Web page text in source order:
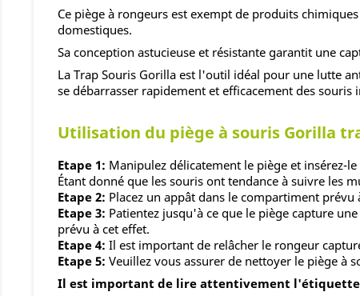
Ce piège à rongeurs est exempt de produits
domestiques.
Sa conception astucieuse et résistante garantit une
La Trap Souris Gorilla est l'outil idéal pour une lutte
se débarrasser rapidement et efficacement des souris
Utilisation du piège à souris Gorilla
Etape 1: Manipulez délicatement le piège et insérez-
Étant donné que les souris ont tendance à suivre les
Etape 2: Placez un appât dans le compartiment
Etape 3: Patientez jusqu'à ce que le piège capture
prévu à cet effet.
Etape 4: Il est important de relâcher le rongeur
Etape 5: Veuillez vous assurer de nettoyer le piège à
Il est important de lire attentivement l'étiquette